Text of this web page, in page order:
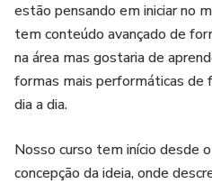
estão pensando em iniciar no
tem conteúdo avançado de
na área mas gostaria de
formas mais performáticas de
dia a dia.
Nosso curso tem início desde
concepção da ideia, onde